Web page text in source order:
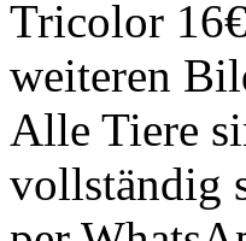
Tricolor
weiteren
Alle Tiere
vollständig